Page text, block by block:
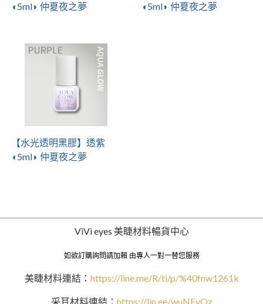
◖5ml◗ 仲夏夜之夢
◖5ml◗ 仲夏夜之夢
【水光透明黑膠】透紫
◖5ml◗ 仲夏夜之夢
ViVi eyes 美睫材料暢貨中心
如欲訂購詢問請加賴 由專人一對一替您服務
美睫材料連結： https://line.me/R/ti/p/%40fnw1261k
采耳材料連結： https://lin.ee/wuNEyQz